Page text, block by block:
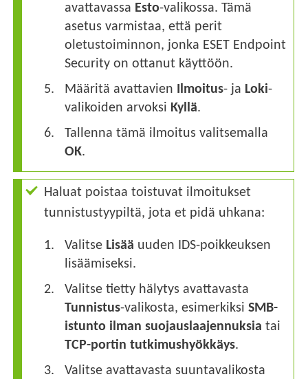
avattavassa Esto-valikossa. Tämä
asetus varmistaa, että perit
oletustoiminnon, jonka ESET Endpoint
Security on ottanut käyttöön.
Määritä avattavien
Ilmoitus- ja Loki-
valikoiden arvoksi Kyllä.
Tallenna tämä ilmoitus valitsemalla
OK.
Haluat poistaa toistuvat ilmoitukset
tunnistustyypiltä, jota et pidä uhkana:
Valitse Lisää uuden IDS-poikkeuksen
lisäämiseksi.
Valitse tietty hälytys avattavasta
Tunnistus-valikosta, esimerkiksiSMB-
istunto ilman suojauslaajennuksia tai
TCP-portin tutkimushyökkäys.
Valitse avattavasta suuntavalikosta